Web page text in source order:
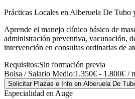
Prácticas Locales en Alberuela De Tubo
Aprende el manejo clínico básico de
administración preventiva, vacunación,
intervención en consultas ordinarias de
Requisitos:Sin formación previa
Bolsa / Salario Medio:1.350€ - 1.800€ /
Solicitar Plazas e Info en Alberuela De
Especialidad en Auge